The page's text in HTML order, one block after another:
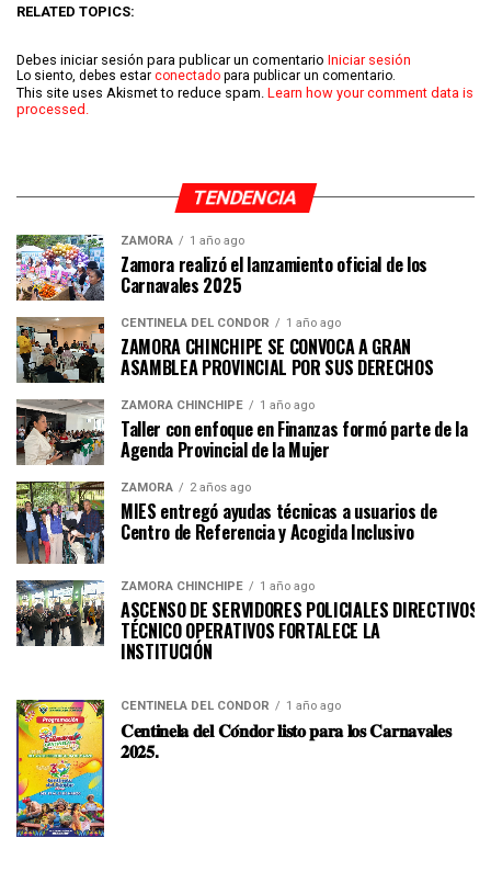
RELATED TOPICS:
Debes iniciar sesión para publicar un comentario Iniciar sesión
Lo siento, debes estar conectado para publicar un comentario.
This site uses Akismet to reduce spam. Learn how your comment data is
processed.
TENDENCIA
ZAMORA 1 año ago
Zamora realizó el lanzamiento oficial de los
Carnavales 2025
CENTINELA DEL CÓNDOR 1 año ago
ZAMORA CHINCHIPE SE CONVOCA A GRAN
ASAMBLEA PROVINCIAL POR SUS DERECHOS
ZAMORA CHINCHIPE 1 año ago
Taller con enfoque en Finanzas formó parte de la
Agenda Provincial de la Mujer
ZAMORA 2 años ago
MIES entregó ayudas técnicas a usuarios de
Centro de Referencia y Acogida Inclusivo
ZAMORA CHINCHIPE 1 año ago
ASCENSO DE SERVIDORES POLICIALES DIRECTIVOS Y
TÉCNICO OPERATIVOS FORTALECE LA
CENTINELA DEL CÓNDOR 1 año ago
𝐂𝐞𝐧𝐭𝐢𝐧𝐞𝐥𝐚 𝐝𝐞𝐥 𝐂𝐨́𝐧𝐝𝐨𝐫 𝐥𝐢𝐬𝐭𝐨 𝐩𝐚𝐫𝐚 𝐥𝐨𝐬 𝐂𝐚𝐫𝐧𝐚𝐯𝐚𝐥𝐞𝐬
𝟐𝟎𝟐𝟓.